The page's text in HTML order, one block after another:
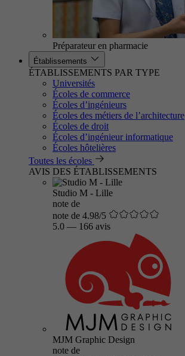
Préparateur en pharmacie
Établissements
ÉTABLISSEMENTS PAR TYPE
Universités
Écoles de commerce
Écoles d’ingénieurs
Écoles des métiers de l’architecture
Écoles de droit
Écoles d’ingénieur informatique
Écoles hôtelières
Toutes les écoles
AVIS DES ÉTABLISSEMENTS
Studio M - Lille
note de
note de 4.98/5
5.0 — 166 avis
MJM Graphic Design
note de